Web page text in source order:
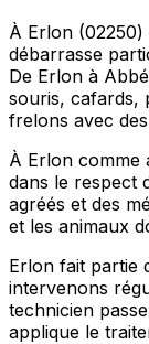
À Erlon
débarrasse
De Erlon à
souris, cafards,
frelons avec
À Erlon comme
dans le respect
agréés et des
et les animaux
Erlon fait partie
intervenons
technicien
applique le